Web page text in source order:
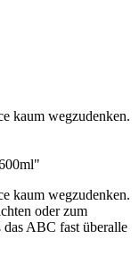
kaum wegzudenken.
kaum wegzudenken.
oder zum
ABC fast überalle